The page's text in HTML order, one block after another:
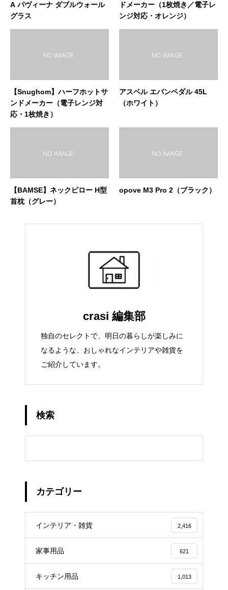
A パヴィーナ ダブルウォール
グラス
ドメーカー（1枚焼き／電子レ
ンジ対応・オレンジ）
【Snughom】ハーフホットサ
ンドメーカー（電子レンジ対
応・1枚焼き）
アスベル エバンペダル 45L
（ホワイト）
【BAMSE】ネックピロー H型
首枕（グレー）
opove M3 Pro 2（ブラック）
crasi 編集部
独自のセレクトで、明日の暮らしが楽しみに
なるような、おしゃれなインテリアや雑貨を
ご紹介しています。
検索
カテゴリー
インテリア・雑貨 2,416
家事用品 621
キッチン用品 1,013